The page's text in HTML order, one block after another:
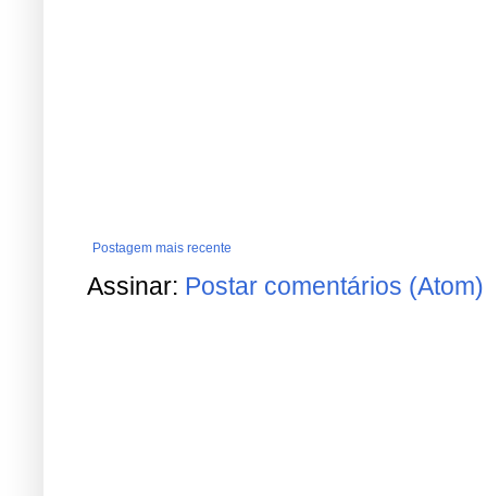
Postagem mais recente
Assinar: Postar comentários (Atom)